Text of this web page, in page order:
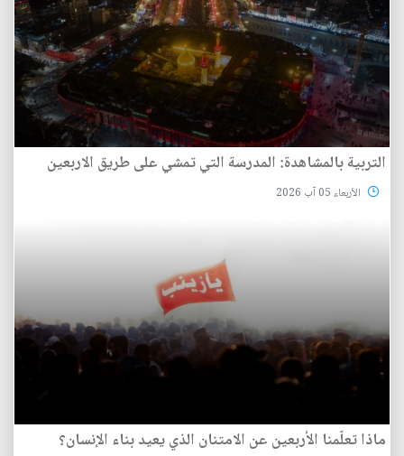
التربية بالمشاهدة: المدرسة التي تمشي على طريق الاربعين
الأربعاء 05 آب 2026
ماذا تعلّمنا الأربعين عن الامتنان الذي يعيد بناء الإنسان؟